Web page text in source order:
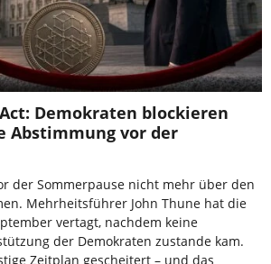
Act: Demokraten blockieren
Abstimmung vor der
der Sommerpause nicht mehr über den
Mehrheitsführer John Thune hat die
vertagt, nachdem keine
der Demokraten zustande kam.
Zeitplan gescheitert – und das